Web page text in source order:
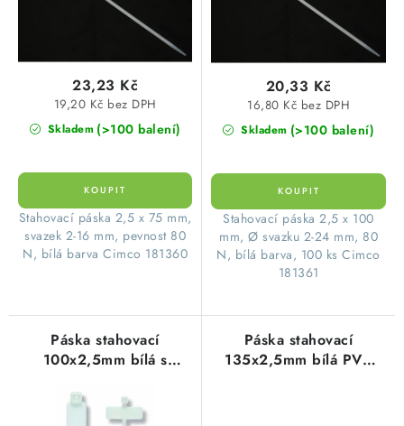
ů
t
Skladem (>100 balení)
19,20 Kč bez DPH
23,23 Kč
Stahovací páska 2,5 x 75 mm,
svazek 2-16 mm, pevnost 80
N, bílá barva Cimco 181360
Skladem (>100 balení)
16,80 Kč bez DPH
20,33 Kč
Stahovací páska 2,5 x 100
mm, Ø svazku 2-24 mm, 80
N, bílá barva, 100 ks Cimco
181361
Páska stahovací
100x2,5mm bílá s
(100ks=1balení)
Páska stahovací
135x2,5mm bílá PVC